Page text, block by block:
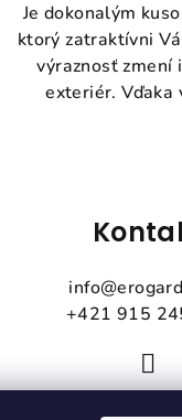
Je dokonalým
ktorý zatraktívni
výraznosť zmení
exteriér. Vďaka
info@
+421 915